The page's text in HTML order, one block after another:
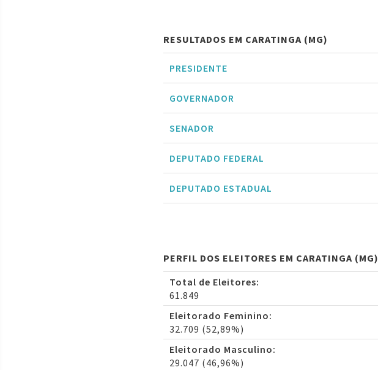
RESULTADOS EM CARATINGA (MG)
PRESIDENTE
GOVERNADOR
SENADOR
DEPUTADO FEDERAL
DEPUTADO ESTADUAL
PERFIL DOS ELEITORES EM CARATINGA (MG)
Total de Eleitores:
61.849
Eleitorado Feminino:
32.709 (52,89%)
Eleitorado Masculino:
29.047 (46,96%)